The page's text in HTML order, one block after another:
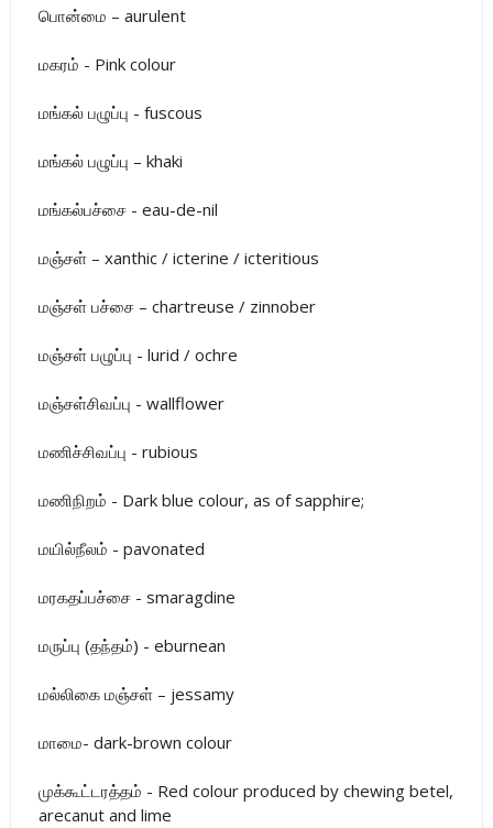
பொன்மை – aurulent
மகரம் - Pink colour
மங்கல் பழுப்பு - fuscous
மங்கல் பழுப்பு – khaki
மங்கல்பச்சை - eau-de-nil
மஞ்சள் – xanthic / icterine / icteritious
மஞ்சள் பச்சை – chartreuse / zinnober
மஞ்சள் பழுப்பு - lurid / ochre
மஞ்சள்சிவப்பு - wallflower
மணிச்சிவப்பு - rubious
மணிநிறம் - Dark blue colour, as of sapphire;
மயில்நீலம் - pavonated
மரகதப்பச்சை - smaragdine
மருப்பு (தந்தம்) - eburnean
மல்லிகை மஞ்சள் – jessamy
மாமை- dark-brown colour
முக்கூட்டரத்தம் - Red colour produced by chewing betel,
arecanut and lime